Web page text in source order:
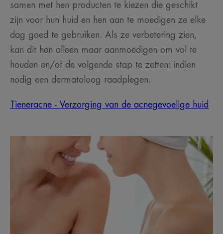
samen met hen producten te kiezen die geschikt
zijn voor hun huid en hen aan te moedigen ze elke
dag goed te gebruiken. Als ze verbetering zien,
kan dit hen alleen maar aanmoedigen om vol te
houden en/of de volgende stap te zetten: indien
nodig een dermatoloog raadplegen.
Tieneracne - Verzorging van de acnegevoelige huid